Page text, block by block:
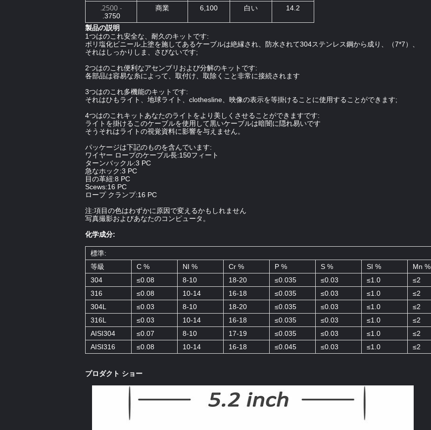
.2500 -
.3750
商業 6,100 白い 14.2
製品の説明
1つはのこれ安全な、耐久のキットです:
ポリ塩化ビニール上塗を施してあるケーブルは絶縁され、防水されて304ステンレス鋼から成り、（7*7）、
それはしっかりしま、さびないです;
2つはのこれ便利なアセンブリおよび分解のキットです:
各部品は容易な糸によって、取付け、取除くこと非常に接続されます
3つはのこれ多機能のキットです:
それはひもライト、地球ライト、clothesline、映像の表示を等掛けることに使用することができます;
4つはのこれキットあなたのライトをより美しくさせることができますです:
ライトを掛けるこのケーブルを使用して黒いケーブルは暗闇に隠れ易いです
そうそれはライトの視覚資料に影響を与えません。
パッケージは下記のものを含んでいます:
ワイヤー ロープのケーブル長:150フィート
ターンバックル:3 PC
急なホック:3 PC
目の革紐:8 PC
Scews:16 PC
ロープ クランプ:16 PC
注:項目の色はわずかに原因で変えるかもしれません
写真撮影およびあなたのコンピュータ。
化学成分:
標準:
等級
C % NI % Cr % P % S % SI % Mn %
304
≤0.08 8-10 18-20 ≤0.035 ≤0.03 ≤1.0
≤2
316
≤0.08 10-14 16-18 ≤0.035 ≤0.03 ≤1.0 ≤2
304L
≤0.03 8-10 18-20 ≤0.035 ≤0.03 ≤1.0
≤2
316L
≤0.03 10-14 16-18 ≤0.035 ≤0.03 ≤1.0 ≤2
AISI304
≤0.07 8-10 17-19 ≤0.035 ≤0.03 ≤1.0
≤2
AISI316
≤0.08 10-14 16-18 ≤0.045 ≤0.03 ≤1.0 ≤2
プロダクト ショー